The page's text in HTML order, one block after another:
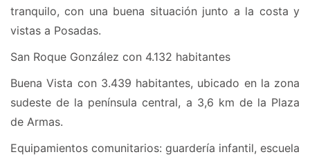
tranquilo, con una buena situación junto a la costa y
vistas a Posadas.
San Roque González con 4.132 habitantes
Buena Vista con 3.439 habitantes, ubicado en la zona
sudeste de la península central, a 3,6 km de la Plaza
de Armas.
Equipamientos comunitarios: guardería infantil, escuela